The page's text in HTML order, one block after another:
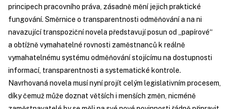
principech pracovního práva, zásadně mění jejich praktické
fungování. Směrnice o transparentnosti odměňování a na ni
navazující transpoziční novela představují posun od „papírové“
a obtížně vymahatelné rovnosti zaměstnanců k reálně
vymahatelnému systému odměňování stojícímu na dostupnosti
informací, transparentnosti a systematické kontrole.
Navrhovaná novela musí nyní projít celým legislativním procesem,
díky čemuž může doznat větších i menších změn, nicméně